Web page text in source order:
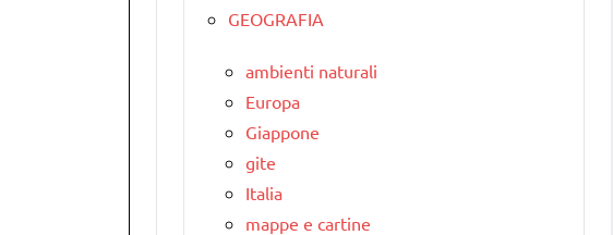
GEOGRAFIA
ambienti naturali
Europa
Giappone
gite
Italia
mappe e cartine